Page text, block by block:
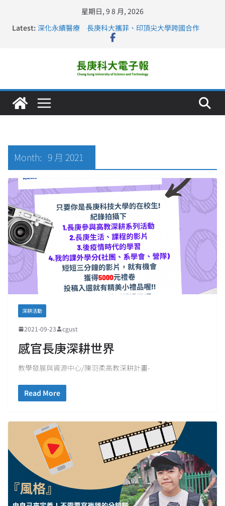
星期日, 9 8 月, 2026
Latest: 深化永續醫療 長庚科大攜菲、印頂尖大學跨國合作
長庚科大訪凱瑟醫療集團、美容學校收穫豐
仁德醫專與長庚科大締結策略聯盟 培育護理尖兵
長庚科大連四年穩居《遠見》醫學大學第5名 辦學實力再
Month: 9 月 2021
深耕活動
2021-09-23 cgust
感官長庚深耕世界
教學發展與資源中心/陳羽柔高教深耕計畫-
Read More